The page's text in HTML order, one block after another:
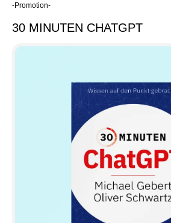
-Promotion-
30 MINUTEN CHATGPT